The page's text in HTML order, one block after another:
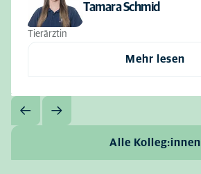
Tamara Schmid
Tierärztin
Mehr lesen
Alle Kolleg:innen